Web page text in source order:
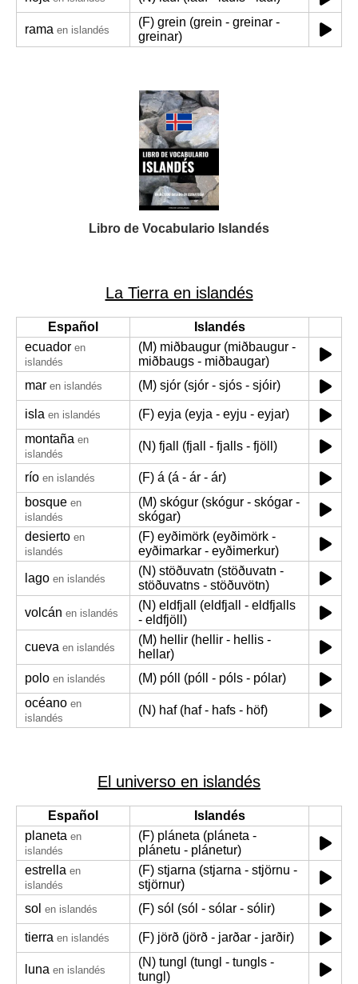
rama en islandés
(F) grein (grein - greinar -
greinar)
Libro de Vocabulario Islandés
La Tierra en islandés
Español
Islandés
ecuador en
islandés
(M) miðbaugur (miðbaugur -
miðbaugs - miðbaugar)
mar en islandés (M) sjór (sjór - sjós - sjóir)
isla en islandés
(F) eyja (eyja - eyju - eyjar)
montaña en
islandés
(N) fjall (fjall - fjalls - fjöll)
río en islandés
(F) á (á - ár - ár)
bosque en
islandés
(M) skógur (skógur - skógar -
skógar)
desierto en
islandés
(F) eyðimörk (eyðimörk -
eyðimarkar - eyðimerkur)
lago en islandés
(N) stöðuvatn (stöðuvatn -
stöðuvatns - stöðuvötn)
volcán en islandés
(N) eldfjall (eldfjall - eldfjalls
- eldfjöll)
cueva en islandés
(M) hellir (hellir - hellis -
hellar)
polo en islandés
(M) póll (póll - póls - pólar)
océano en
islandés
(N) haf (haf - hafs - höf)
El universo en islandés
Español
Islandés
planeta en
islandés
(F) pláneta (pláneta -
plánetu - plánetur)
estrella en
islandés
(F) stjarna (stjarna - stjörnu -
stjörnur)
sol en islandés (F) sól (sól - sólar - sólir)
tierra en islandés (F) jörð (jörð - jarðar - jarðir)
luna en islandés
(N) tungl (tungl - tungls -
tungl)